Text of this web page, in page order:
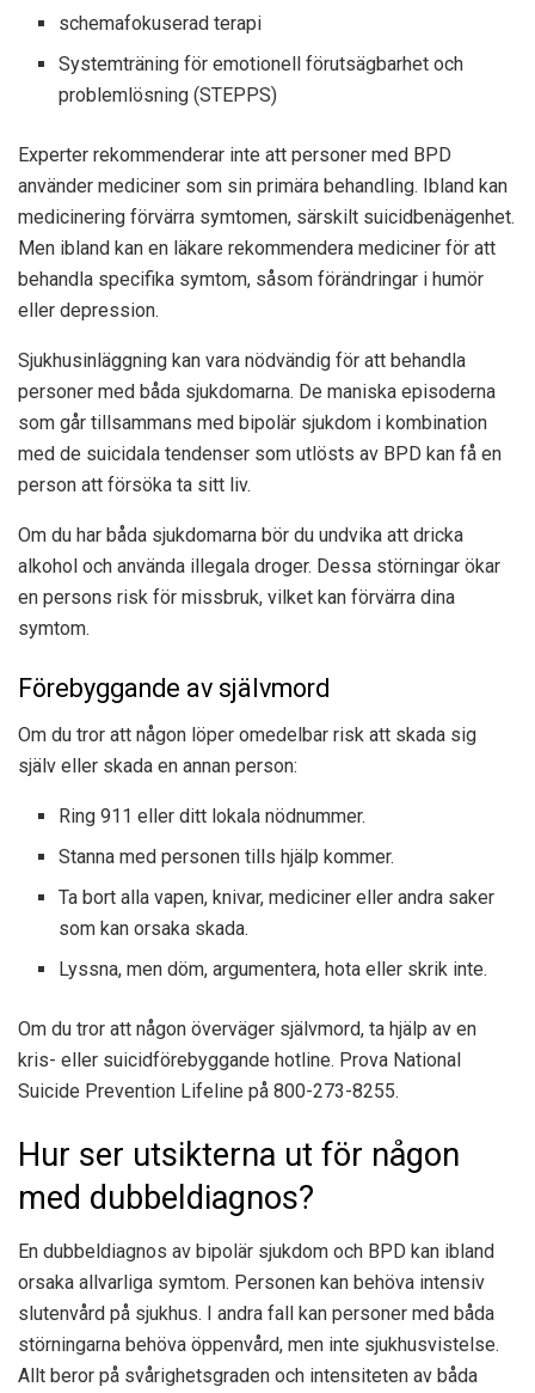
schemafokuserad terapi
Systemträning för emotionell förutsägbarhet och
problemlösning (STEPPS)
Experter rekommenderar inte att personer med BPD
använder mediciner som sin primära behandling. Ibland kan
medicinering förvärra symtomen, särskilt suicidbenägenhet.
Men ibland kan en läkare rekommendera mediciner för att
behandla specifika symtom, såsom förändringar i humör
eller depression.
Sjukhusinläggning kan vara nödvändig för att behandla
personer med båda sjukdomarna. De maniska episoderna
som går tillsammans med bipolär sjukdom i kombination
med de suicidala tendenser som utlösts av BPD kan få en
person att försöka ta sitt liv.
Om du har båda sjukdomarna bör du undvika att dricka
alkohol och använda illegala droger. Dessa störningar ökar
en persons risk för missbruk, vilket kan förvärra dina
symtom.
Förebyggande av självmord
Om du tror att någon löper omedelbar risk att skada sig
själv eller skada en annan person:
Ring 911 eller ditt lokala nödnummer.
Stanna med personen tills hjälp kommer.
Ta bort alla vapen, knivar, mediciner eller andra saker
som kan orsaka skada.
Lyssna, men döm, argumentera, hota eller skrik inte.
Om du tror att någon överväger självmord, ta hjälp av en
kris- eller suicidförebyggande hotline. Prova National
Suicide Prevention Lifeline på 800-273-8255.
Hur ser utsikterna ut för någon
med dubbeldiagnos?
En dubbeldiagnos av bipolär sjukdom och BPD kan ibland
orsaka allvarliga symtom. Personen kan behöva intensiv
slutenvård på sjukhus. I andra fall kan personer med båda
störningarna behöva öppenvård, men inte sjukhusvistelse.
Allt beror på svårighetsgraden och intensiteten av båda